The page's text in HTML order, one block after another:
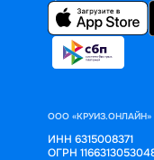
ООО «КРУИЗ.ОНЛАЙН»
ИНН 6315008371
ОГРН